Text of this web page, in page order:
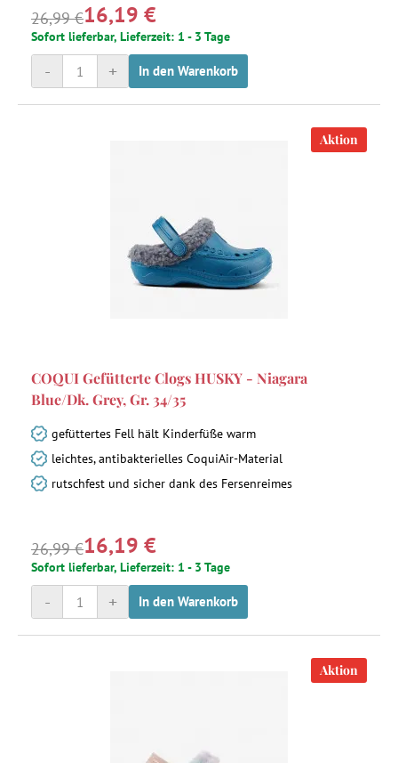
26,99 €16,19 €
Sofort lieferbar, Lieferzeit: 1 - 3 Tage
+
- In den Warenkorb
Aktion
COQUI Gefütterte Clogs HUSKY - Niagara
Blue/Dk. Grey, Gr. 34/35
gefüttertes Fell hält Kinderfüße warm
leichtes, antibakterielles CoquiAir-Material
rutschfest und sicher dank des Fersenreimes
26,99 €16,19 €
Sofort lieferbar, Lieferzeit: 1 - 3 Tage
+
- In den Warenkorb
Aktion